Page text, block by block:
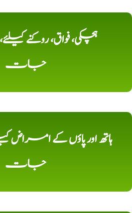
ہچکی، فواق، روکنے
جات
ہاتھ اور پاؤں کے امراض
جات